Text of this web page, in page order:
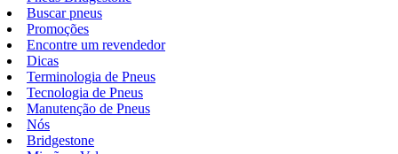
Buscar pneus
Promoções
Encontre um revendedor
Dicas
Terminologia de Pneus
Tecnologia de Pneus
Manutenção de Pneus
Nós
Bridgestone